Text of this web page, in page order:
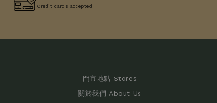
Credit cards accepted
門市地點 Stores
關於我們 About Us